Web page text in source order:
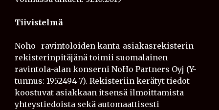
Tiivistelmä
Noho -ravintoloiden kanta-asiakasrekisterin
rekisterinpitäjänä toimii suomalainen
ravintola-alan konserni NoHo Partners Oyj (Y-
tunnus: 1952494-7). Rekisteriin kerätyt tiedot
koostuvat asiakkaan itsensä ilmoittamista
yhteystiedoista sekä automaattisesti